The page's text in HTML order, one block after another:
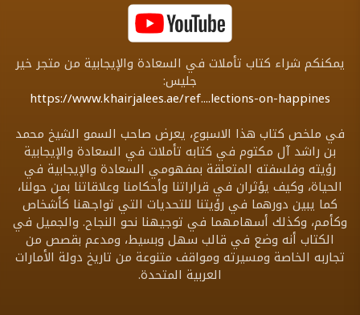
يمكنكم شراء كتاب تأملات في السعادة والإيجابية من متجر خير
جليس:
https://www.khairjalees.ae/ref....lections-on-happines
في ملخص كتاب هذا الاسبوع، يعرض صاحب السمو الشيخ محمد
بن راشد آل مكتوم في كتابه تأملات في السعادة والإيجابية
رؤيته وفلسفته المتعلقة بمفهومي السعادة والإيجابية في
الحياة، وكيف يؤثران في قراراتنا وأحكامنا وعلاقاتنا بمن حولنا،
كما يبين دورهما في رؤيتنا للتحديات التي تواجهنا كأشخاص
وكأمم، وكذلك أسهامهما في توجيهنا نحو النجاح. والجميل في
الكتاب أنه وضع في قالب سهل وبسيط، ومدعم بقصص من
تجاربه الخاصة ومسيرته ومواقف متنوعة من تاريخ دولة الأمارات
العربية المتحدة.